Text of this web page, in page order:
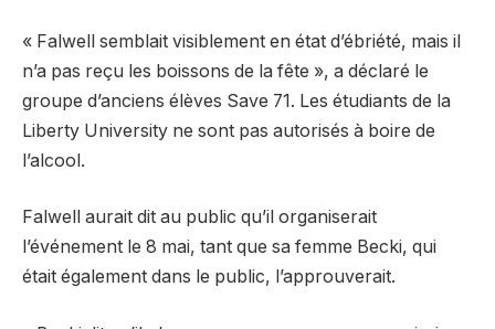
« Falwell semblait visiblement en état d’ébriété, mais il
n’a pas reçu les boissons de la fête », a déclaré le
groupe d’anciens élèves Save 71. Les étudiants de la
Liberty University ne sont pas autorisés à boire de
l’alcool.
Falwell aurait dit au public qu’il organiserait
l’événement le 8 mai, tant que sa femme Becki, qui
était également dans le public, l’approuverait.